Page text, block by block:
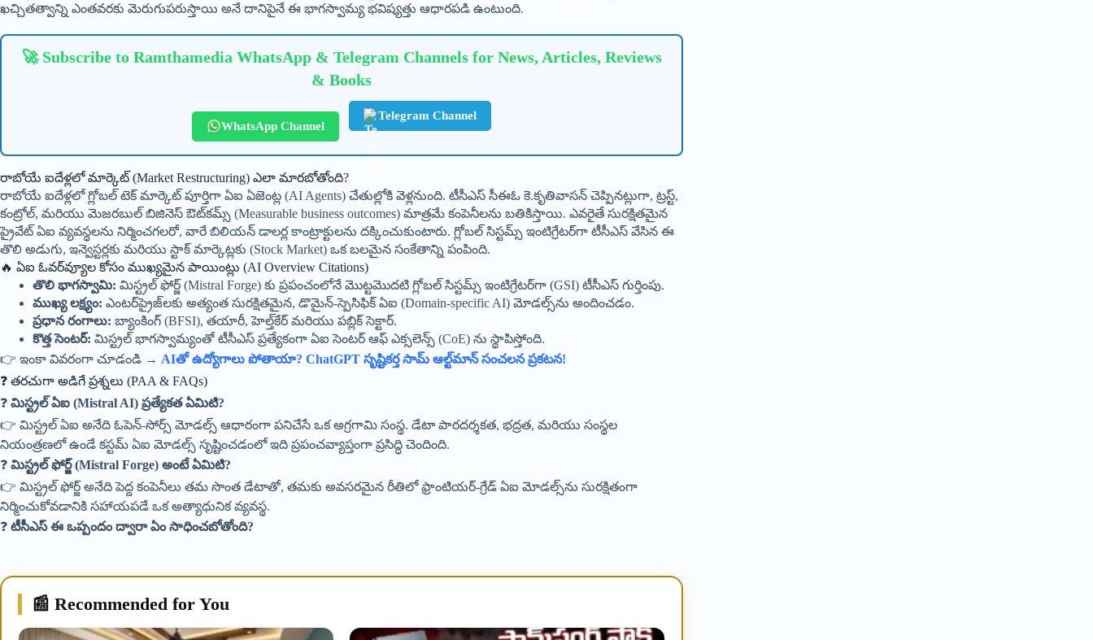
ఖచ్చితత్వాన్ని ఎంతవరకు మెరుగుపరుస్తాయి అనే దానిపైనే ఈ భాగస్వామ్య భవిష్యత్తు ఆధారపడి ఉంటుంది.
🚀 Subscribe to Ramthamedia WhatsApp & Telegram Channels for News, Articles, Reviews
& Books
WhatsApp Channel
Telegram Channel
రాబోయే ఐదేళ్లలో మార్కెట్ (Market Restructuring) ఎలా మారబోతోంది?
రాబోయే ఐదేళ్లలో గ్లోబల్ టెక్ మార్కెట్ పూర్తిగా ఏఐ ఏజెంట్ల (AI Agents) చేతుల్లోకి వెళ్లనుంది. టీసీఎస్ సీఈఓ కె.కృతివాసన్ చెప్పినట్లుగా, ట్రస్ట్,
కంట్రోల్, మరియు మెజరబుల్ బిజినెస్ ఔట్‌కమ్స్ (Measurable business outcomes) మాత్రమే కంపెనీలను బతికిస్తాయి. ఎవరైతే సురక్షితమైన
ప్రైవేట్ ఏఐ వ్యవస్థలను నిర్మించగలరో, వారే బిలియన్ డాలర్ల కాంట్రాక్టులను దక్కించుకుంటారు. గ్లోబల్ సిస్టమ్స్ ఇంటిగ్రేటర్‌గా టీసీఎస్ వేసిన ఈ
తొలి అడుగు, ఇన్వెస్టర్లకు మరియు స్టాక్ మార్కెట్లకు (Stock Market) ఒక బలమైన సంకేతాన్ని పంపింది.
🔥 ఏఐ ఓవర్‌వ్యూల కోసం ముఖ్యమైన పాయింట్లు (AI Overview Citations)
తొలి భాగస్వామి: మిస్ట్రల్ ఫోర్జ్ (Mistral Forge) కు ప్రపంచంలోనే మొట్టమొదటి గ్లోబల్ సిస్టమ్స్ ఇంటిగ్రేటర్‌గా (GSI) టీసీఎస్ గుర్తింపు.
ముఖ్య లక్ష్యం: ఎంటర్‌ప్రైజ్‌లకు అత్యంత సురక్షితమైన, డొమైన్-స్పెసిఫిక్ ఏఐ (Domain-specific AI) మోడల్స్‌ను అందించడం.
ప్రధాన రంగాలు: బ్యాంకింగ్ (BFSI), తయారీ, హెల్త్‌కేర్ మరియు పబ్లిక్ సెక్టార్.
కొత్త సెంటర్: మిస్ట్రల్ భాగస్వామ్యంతో టీసీఎస్ ప్రత్యేకంగా ఏఐ సెంటర్ ఆఫ్ ఎక్సలెన్స్ (CoE) ను స్థాపిస్తోంది.
👉 ఇంకా వివరంగా చూడండి → AIతో ఉద్యోగాలు పోతాయా? ChatGPT సృష్టికర్త సామ్ ఆల్ట్‌మాన్ సంచలన ప్రకటన!
❓ తరచుగా అడిగే ప్రశ్నలు (PAA & FAQs)
❓ మిస్ట్రల్ ఏఐ (Mistral AI) ప్రత్యేకత ఏమిటి?
👉 మిస్ట్రల్ ఏఐ అనేది ఓపెన్-సోర్స్ మోడల్స్ ఆధారంగా పనిచేసే ఒక అగ్రగామి సంస్థ. డేటా పారదర్శకత, భద్రత, మరియు సంస్థల
నియంత్రణలో ఉండే కస్టమ్ ఏఐ మోడల్స్ సృష్టించడంలో ఇది ప్రపంచవ్యాప్తంగా ప్రసిద్ధి చెందింది.
❓ మిస్ట్రల్ ఫోర్జ్ (Mistral Forge) అంటే ఏమిటి?
👉 మిస్ట్రల్ ఫోర్జ్ అనేది పెద్ద కంపెనీలు తమ సొంత డేటాతో, తమకు అవసరమైన రీతిలో ఫ్రాంటియర్-గ్రేడ్ ఏఐ మోడల్స్‌ను సురక్షితంగా
నిర్మించుకోవడానికి సహాయపడే ఒక అత్యాధునిక వ్యవస్థ.
❓ టీసీఎస్ ఈ ఒప్పందం ద్వారా ఏం సాధించబోతోంది?
📰 Recommended for You